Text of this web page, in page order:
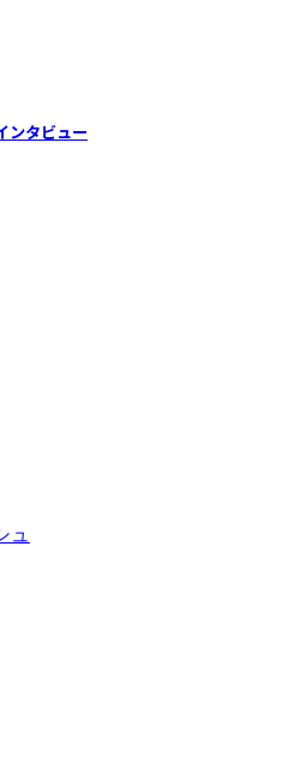
ンタビュー
ュ